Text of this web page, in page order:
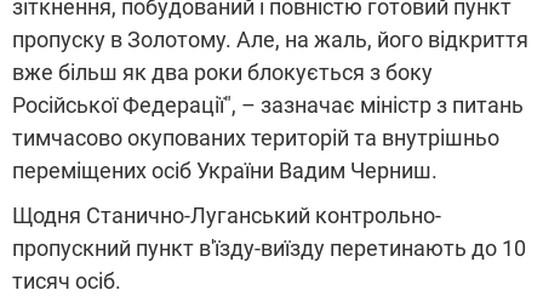
зіткнення, побудований і повністю готовий пункт
пропуску в Золотому. Але, на жаль, його відкриття
вже більш як два роки блокується з боку
Російської Федерації", – зазначає міністр з питань
тимчасово окупованих територій та внутрішньо
переміщених осіб України Вадим Черниш.
Щодня Станично-Луганський контрольно-
пропускний пункт в'їзду-виїзду перетинають до 10
тисяч осіб.